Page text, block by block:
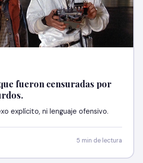
fueron censuradas por
explícito, ni lenguaje ofensivo.
5 min de lectura